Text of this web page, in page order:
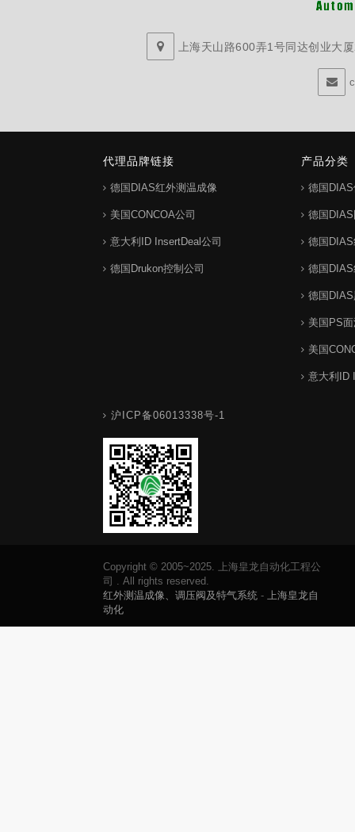
上海天山路600弄1号同达创业大
代理品牌链接
德国DIAS红外测温成像
美国CONCOA公司
意大利ID InsertDeal公司
德国Drukon控制公司
产品分类
德国
德国
德国
德国
德国
美国PS
美国
意大利ID
沪ICP备06013338号-1
Copyright © 2005~2025. 上海皇龙自动化工程公
司 . All rights reserved.
红外测温成像、调压阀及特气系统 - 上海皇龙自
动化